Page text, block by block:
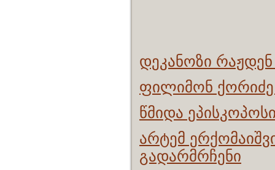
დეკანოზი რაჟდენ
ფილიმონ
წმიდა
არტემ
გადარმრჩენი